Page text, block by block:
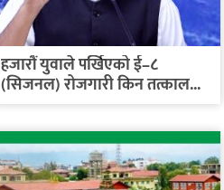
हजारौं युवाले पर्खिएको ई–८
(सिजनल) रोजगारी किन तत्काल...